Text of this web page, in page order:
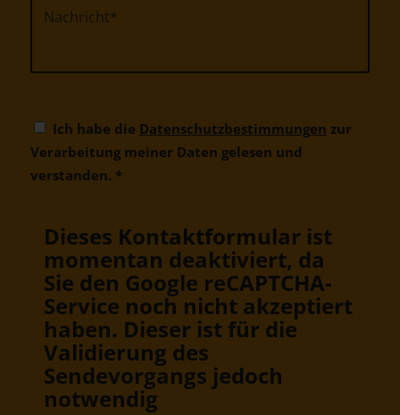
Ich habe die Datenschutzbestimmungen zur
Verarbeitung meiner Daten gelesen und
verstanden. *
Dieses Kontaktformular ist
momentan deaktiviert, da
Sie den Google reCAPTCHA-
Service noch nicht akzeptiert
haben. Dieser ist für die
Validierung des
Sendevorgangs jedoch
notwendig